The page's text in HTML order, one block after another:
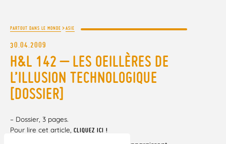
PARTOUT DANS LE MONDE >ASIE
30.04.2009
H&L 142 – LES OEILLÈRES DE
L’ILLUSION TECHNOLOGIQUE
[DOSSIER]
– Dossier, 3 pages.
Pour lire cet article, CLIQUEZ ICI !